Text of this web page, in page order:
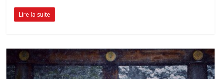
Lire la suite